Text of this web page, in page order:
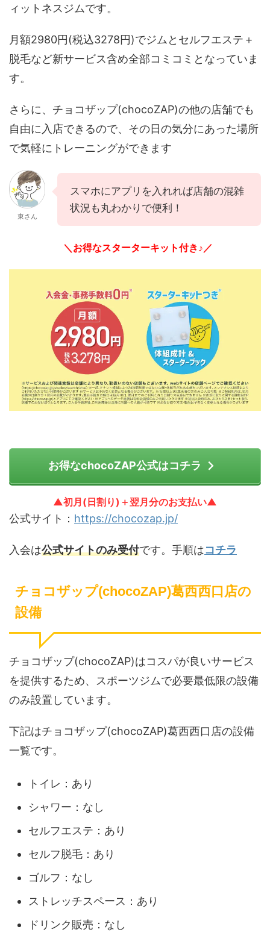
ィットネスジムです。
月額2980円(税込3278円)でジムとセルフエステ＋
脱毛など新サービス含め全部コミコミとなっていま
す。
さらに、チョコザップ(chocoZAP)の他の店舗でも
自由に入店できるので、その日の気分にあった場所
で気軽にトレーニングができます
東さん
スマホにアプリを入れれば店舗の混雑
状況も丸わかりで便利！
＼お得なスターターキット付き♪／
お得なchocoZAP公式はコチラ
▲初月(日割り)＋翌月分のお支払い▲
公式サイト： https://chocozap.jp/
入会は公式サイトのみ受付です。手順はコチラ
チョコザップ(chocoZAP)葛西西口店の
設備
チョコザップ(chocoZAP)はコスパが良いサービス
を提供するため、スポーツジムで必要最低限の設備
のみ設置しています。
下記はチョコザップ(chocoZAP)葛西西口店の設備
一覧です。
トイレ：あり
シャワー：なし
セルフエステ：あり
セルフ脱毛：あり
ゴルフ：なし
ストレッチスペース：あり
ドリンク販売：なし